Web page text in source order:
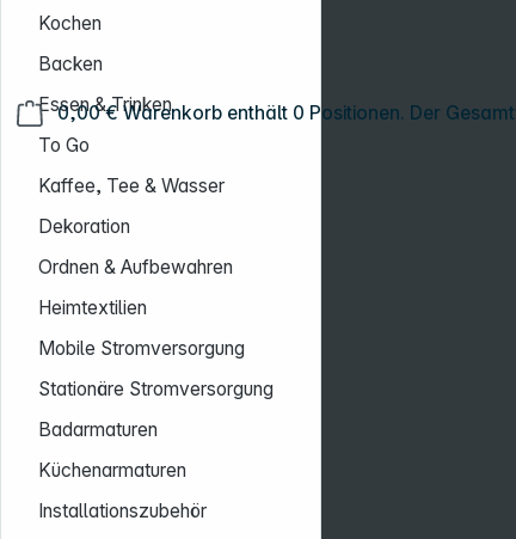
0,00 € Warenkorb enthält 0 Positionen. Der
Kochen
Backen
Essen & Trinken
To Go
Kaffee, Tee & Wasser
Dekoration
Ordnen & Aufbewahren
Heimtextilien
Mobile Stromversorgung
Stationäre Stromversorgung
Badarmaturen
Küchenarmaturen
Installationszubehör